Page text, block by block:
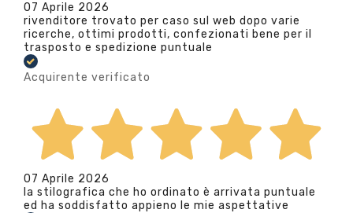
07 Aprile 2026
rivenditore trovato per caso sul web dopo varie
ricerche, ottimi prodotti, confezionati bene per il
trasposto e spedizione puntuale
Acquirente verificato
07 Aprile 2026
la stilografica che ho ordinato è arrivata puntuale
ed ha soddisfatto appieno le mie aspettative